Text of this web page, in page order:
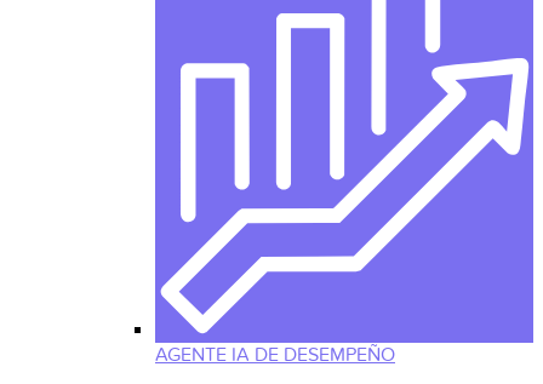
AGENTE IA DE DESEMPEÑO